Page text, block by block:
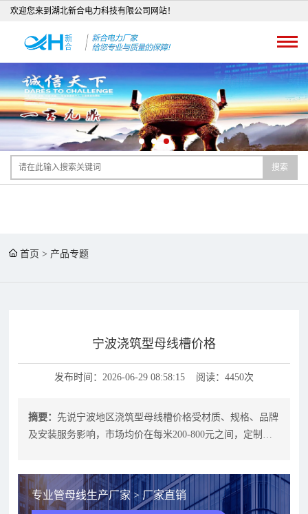
欢迎您来到湖北新合电力科技有限公司网站！
搜索
首页 > 产品专题
宁波浇筑型母线槽价格
发布时间：2026-06-29 08:58:15 阅读：4450次
摘要：先说宁波地区浇筑型母线槽价格受材质、规格、品牌
及安装服务影响，市场均价在每米200-800元之间，定制化
专业管母线生产厂家 > 厂家直销